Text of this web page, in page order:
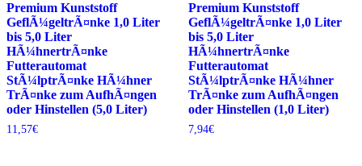
Premium Kunststoff
GeflÃ¼geltrÃ¤nke 1,0 Liter
bis 5,0 Liter
HÃ¼hnertrÃ¤nke
Futterautomat
StÃ¼lptrÃ¤nke HÃ¼hner
TrÃ¤nke zum AufhÃ¤ngen
oder Hinstellen (5,0 Liter)
11,57€
Premium Kunststoff
GeflÃ¼geltrÃ¤nke 1,0 Liter
bis 5,0 Liter
HÃ¼hnertrÃ¤nke
Futterautomat
StÃ¼lptrÃ¤nke HÃ¼hner
TrÃ¤nke zum AufhÃ¤ngen
oder Hinstellen (1,0 Liter)
7,94€